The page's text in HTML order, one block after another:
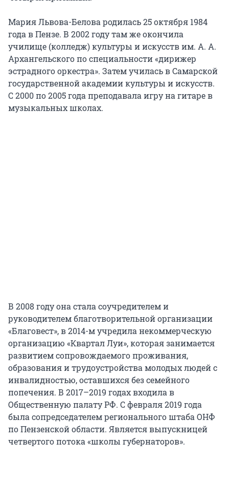
Мария Львова-Белова родилась 25 октября 1984
года в Пензе. В 2002 году там же окончила
училище (колледж) культуры и искусств им. А. А.
Архангельского по специальности «дирижер
эстрадного оркестра». Затем училась в Самарской
государственной академии культуры и искусств.
С 2000 по 2005 года преподавала игру на гитаре в
музыкальных школах.
В 2008 году она стала соучредителем и
руководителем благотворительной организации
«Благовест», в 2014-м учредила некоммерческую
организацию «Квартал Луи», которая занимается
развитием сопровождаемого проживания,
образования и трудоустройства молодых людей с
инвалидностью, оставшихся без семейного
попечения. В 2017–2019 годах входила в
Общественную палату РФ. С февраля 2019 года
была сопредседателем регионального штаба ОНФ
по Пензенской области. Является выпускницей
четвертого потока «школы губернаторов».